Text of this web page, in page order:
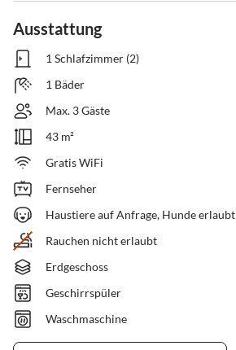
Ausstattung
1 Schlafzimmer (2)
1 Bäder
Max. 3 Gäste
43 m²
Gratis WiFi
Fernseher
Haustiere auf Anfrage, Hunde erlaubt
Rauchen nicht erlaubt
Erdgeschoss
Geschirrspüler
Waschmaschine